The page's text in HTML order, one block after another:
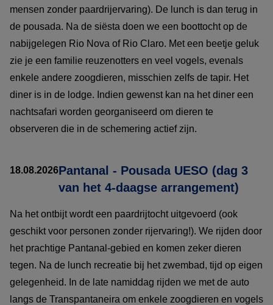
mensen zonder paardrijervaring). De lunch is dan terug in
de pousada. Na de siësta doen we een boottocht op de
nabijgelegen Rio Nova of Rio Claro. Met een beetje geluk
zie je een familie reuzenotters en veel vogels, evenals
enkele andere zoogdieren, misschien zelfs de tapir. Het
diner is in de lodge. Indien gewenst kan na het diner een
nachtsafari worden georganiseerd om dieren te
observeren die in de schemering actief zijn.
18.08.2026Pantanal - Pousada UESO (dag 3
van het 4-daagse arrangement)
Na het ontbijt wordt een paardrijtocht uitgevoerd (ook
geschikt voor personen zonder rijervaring!). We rijden door
het prachtige Pantanal-gebied en komen zeker dieren
tegen. Na de lunch recreatie bij het zwembad, tijd op eigen
gelegenheid. In de late namiddag rijden we met de auto
langs de Transpantaneira om enkele zoogdieren en vogels